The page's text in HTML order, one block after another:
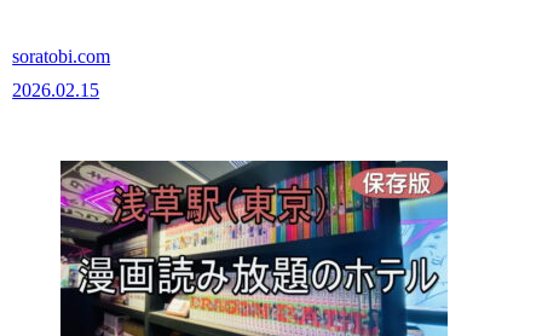
soratobi.com
2026.02.15